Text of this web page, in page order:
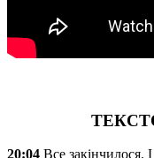
20:04 Все